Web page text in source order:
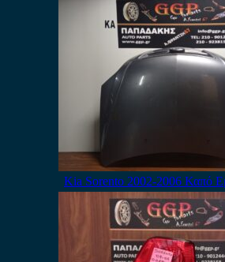
Kia Sorento 2002-2006 Καπό